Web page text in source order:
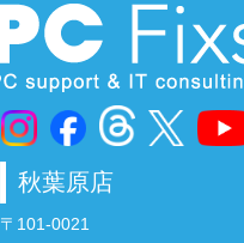
秋葉原店
〒101-0021